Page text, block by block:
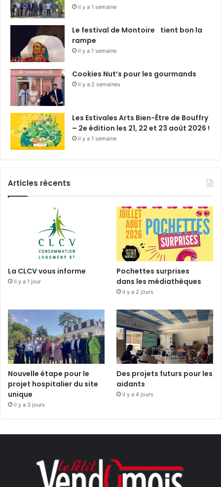
il y a 1 semaine
Le festival de Montoire tient bon la
rampe
il y a 1 semaine
Cookies Nut’s pour les gourmands
il y a 2 semaines
Les Estivales Arts Bien-Être de Bouffry
– 2e édition les 21, 22 et 23 août 2026 !
il y a 1 semaine
Articles récents
La CLCV vous informe
il y a 1 jour
Pochettes surprises
dans les médiathèques
il y a 2 jours
Nouvelle étape pour le
projet hospitalier du site
unique
il y a 3 jours
Des projets futurs pour les
aidants
il y a 4 jours